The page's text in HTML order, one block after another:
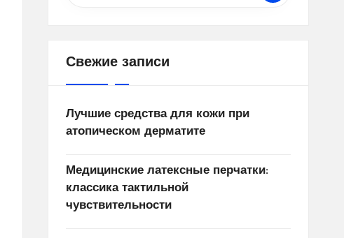
Свежие записи
Лучшие средства для кожи при
атопическом дерматите
Медицинские латексные перчатки:
классика тактильной
чувствительности